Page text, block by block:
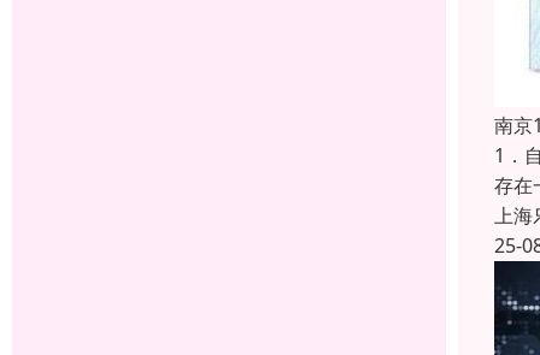
南京
1．
存在
上海
25-